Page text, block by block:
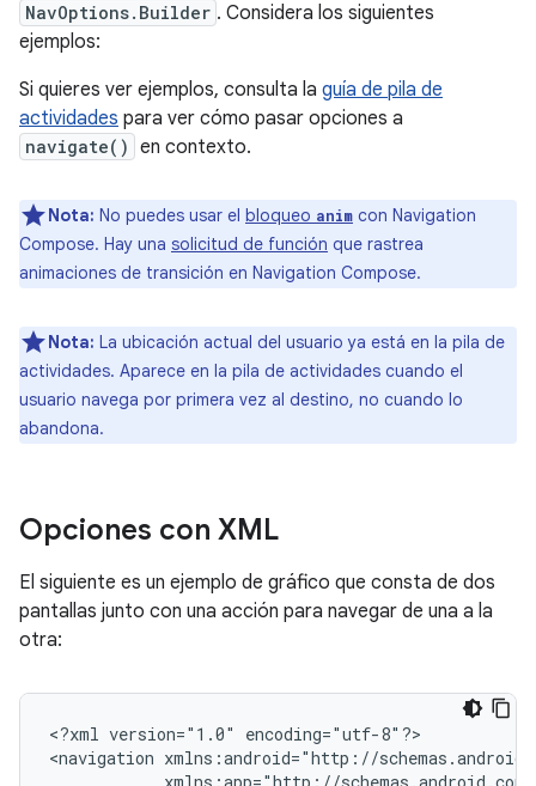
NavOptions.Builder . Considera los siguientes
ejemplos:
Si quieres ver ejemplos, consulta la guía de pila de
actividades para ver cómo pasar opciones a
navigate() en contexto.
Nota: No puedes usar el bloqueo anim con Navigation
Compose. Hay una solicitud de función que rastrea
animaciones de transición en Navigation Compose.
Nota: La ubicación actual del usuario ya está en la pila de
actividades. Aparece en la pila de actividades cuando el
usuario navega por primera vez al destino, no cuando lo
abandona.
Opciones con XML
El siguiente es un ejemplo de gráfico que consta de dos
pantallas junto con una acción para navegar de una a la
otra:
<?xml version="1.0"
encoding="utf-8"?>
<navigation